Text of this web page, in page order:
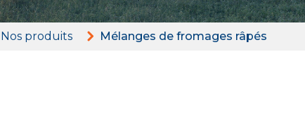
Nos produits Mélanges de fromages râpés